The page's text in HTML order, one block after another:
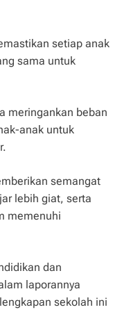
setiap anak
sama untuk
meringankan beban
anak untuk
semangat
lebih giat, serta
memenuhi
dan
laporannya
sekolah ini